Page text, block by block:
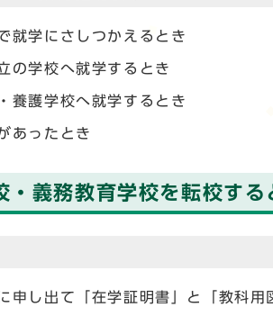
就学にさしつかえるとき
の学校へ就学するとき
養護学校へ就学するとき
あったとき
・義務教育学校を転校する
申し出て「在学証明書」と「教科用